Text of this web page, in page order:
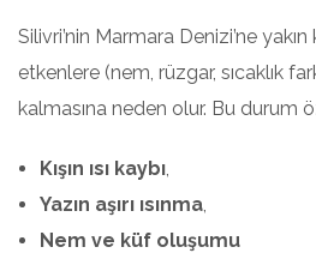
Silivri’nin Marmara Denizi’ne
etkenlere (nem, rüzgar, sıcaklık
kalmasına neden olur. Bu durum
Kışın ısı kaybı,
Yazın aşırı ısınma,
Nem ve küf oluşumu